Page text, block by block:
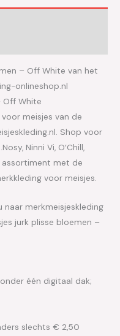
– Off White van het
onlineshop.nl
Off White
meisjes van de
Shop voor
Ninni Vi, O’Chill,
assortiment met de
voor meisjes.
naar merkmeisjeskleding
jurk plisse bloemen –
één digitaal dak;
slechts € 2,50